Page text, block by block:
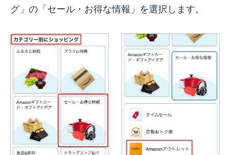
グ」の「セール・お得な情報」を選択します。